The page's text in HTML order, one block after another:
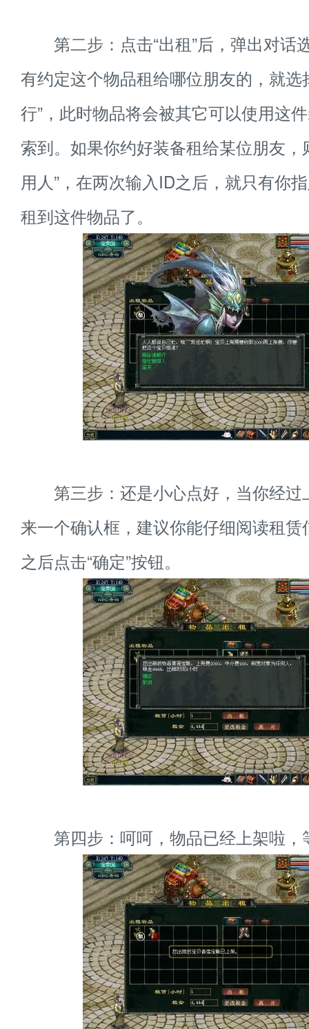
第二步：点击“出租”后，弹出对话
有约定这个物品租给哪位朋友的，就选
行”，此时物品将会被其它可以使用这
索到。如果你约好装备租给某位朋友，
用人”，在两次输入ID之后，就只有你
租到这件物品了。
第三步：还是小心点好，当你经过
来一个确认框，建议你能仔细阅读租
之后点击“确定”按钮。
第四步：呵呵，物品已经上架啦，